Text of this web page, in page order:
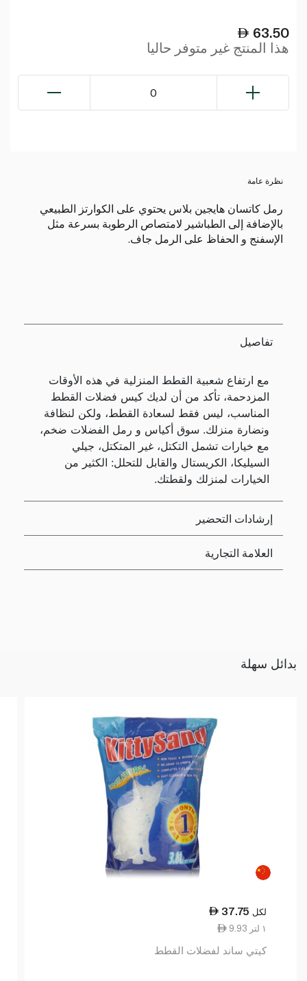
63.50
هذا المنتج غير متوفر حاليا
0
نظرة عامة
رمل كاتسان هايجين بلاس يحتوي على الكوارتز الطبيعي
بالإضافة إلى الطباشير لامتصاص الرطوبة بسرعة مثل
الإسفنج و الحفاظ على الرمل جاف.
تفاصيل
مع ارتفاع شعبية القطط المنزلية في هذه الأوقات
المزدحمة، تأكد من أن لديك كيس فضلات القطط
المناسب، ليس فقط لسعادة القطط، ولكن لنظافة
ونضارة منزلك. سوق أكياس و رمل الفضلات ضخم،
مع خيارات تشمل التكتل، غير المتكتل، جيلي
السيليكا، الكريستال والقابل للتحلل: الكثير من
الخيارات لمنزلك ولقطتك.
إرشادات التحضير
العلامة التجارية
بدائل سهلة
37.75 لكل
9.93 ١ لتر
كيتي ساند لفضلات القطط